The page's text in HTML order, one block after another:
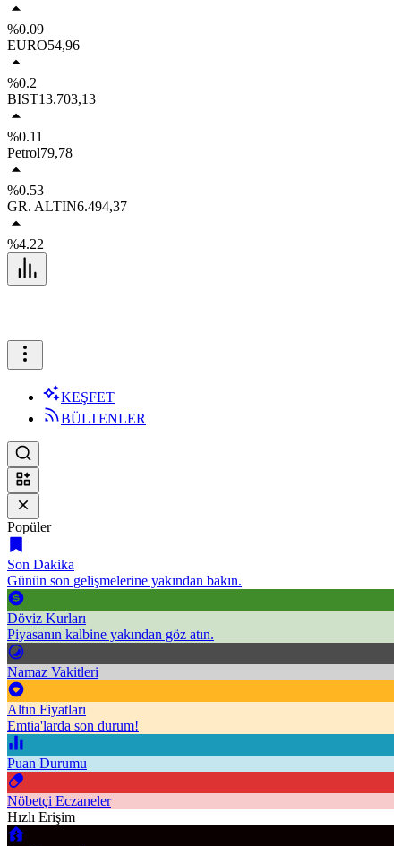
%0.09
EURO54,96
%0.2
BIST13.703,13
%0.11
Petrol79,78
%0.53
GR. ALTIN6.494,37
%4.22
KEŞFET
BÜLTENLER
Popüler
Son Dakika
Günün son gelişmelerine yakından bakın.
Döviz Kurları
Piyasanın kalbine yakından göz atın.
Namaz Vakitleri
Altın Fiyatları
Emtia'larda son durum!
Puan Durumu
Nöbetçi Eczaneler
Hızlı Erişim